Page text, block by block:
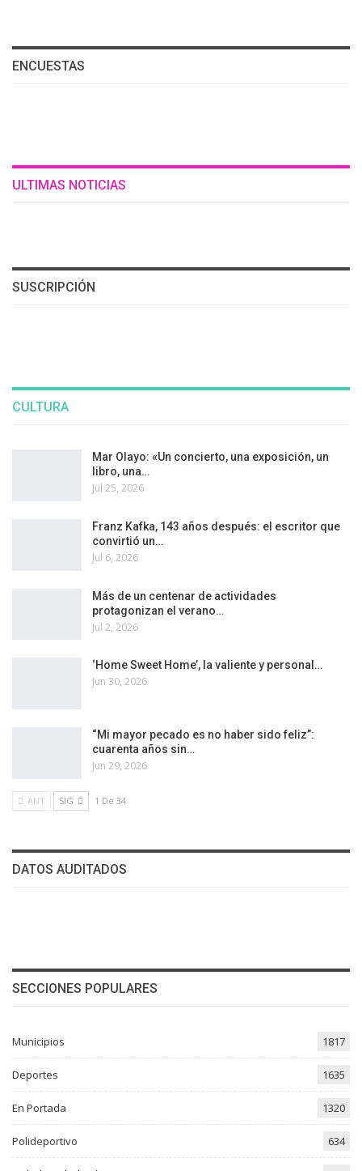
ENCUESTAS
ULTIMAS NOTICIAS
SUSCRIPCIÓN
CULTURA
Mar Olayo: «Un concierto, una exposición, un
libro, una…
Jul 25, 2026
Franz Kafka, 143 años después: el escritor que
convirtió un…
Jul 6, 2026
Más de un centenar de actividades
protagonizan el verano…
Jul 2, 2026
‘Home Sweet Home’, la valiente y personal…
Jun 30, 2026
“Mi mayor pecado es no haber sido feliz”:
cuarenta años sin…
Jun 29, 2026
ANT SIG 1 De 34
DATOS AUDITADOS
SECCIONES POPULARES
Municipios 1817
Deportes 1635
En Portada 1320
Polideportivo 634